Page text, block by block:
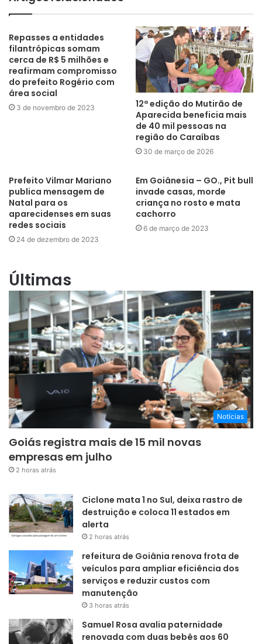
Repasses a entidades
filantrópicas somam
cerca de R$ 5 milhões e
reafirmam compromisso
do prefeito Rogério com
área social
3 de novembro de 2023
12ª edição do Mutirão de
Aparecida beneficia mais
de 40 mil pessoas na
região do Caraíbas
30 de março de 2026
Prefeito Vilmar Mariano
publica mensagem de
Natal para os
aparecidenses em suas
redes sociais
24 de dezembro de 2023
Em Goiânesia – GO., Pit bull
invade casas, morde
criança no rosto e mata
cachorro
6 de março de 2023
Últimas
Notícias
Goiás registra mais de 15 mil novas
empresas em julho
2 horas atrás
Ciclone mata 1 no Sul, deixa rastro de
destruição e coloca 11 estados em
alerta
2 horas atrás
refeitura de Goiânia renova frota de
veículos para ampliar eficiência dos
serviços e reduzir custos com
manutenção
3 horas atrás
Samuel Rosa avalia paternidade
renovada com duas bebês aos 60